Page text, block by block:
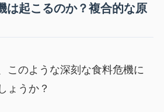
は起こるのか？複合的な原
このような深刻な食料危機に
ょうか？